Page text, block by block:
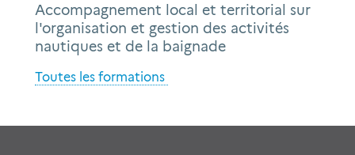
Accompagnement local et territorial sur
l'organisation et gestion des activités
nautiques et de la baignade
Toutes les formations